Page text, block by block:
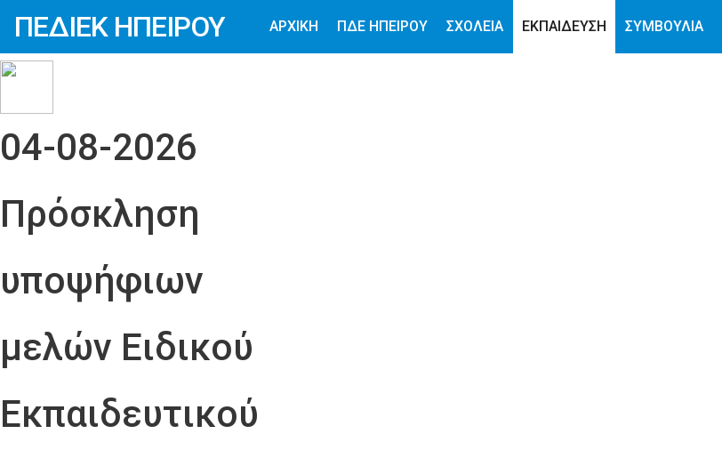
ΠΕΔΙΕΚ ΗΠΕΙΡΟΥ ΑΡΧΙΚΗ ΠΔΕ ΗΠΕΙΡΟΥ ΣΧΟΛΕΙΑ ΕΚΠΑΙΔΕΥΣΗ ΣΥΜΒΟΥΛΙΑ
04-08-2026
Πρόσκληση
υποψήφιων
μελών Ειδικού
Εκπαιδευτικού